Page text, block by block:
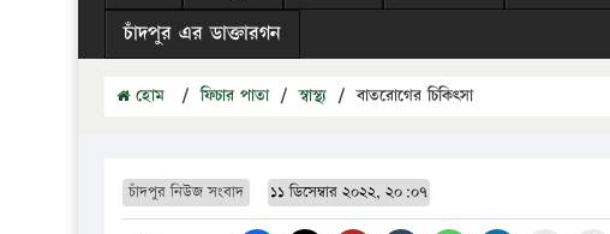
চাঁদপুর এর ডাক্তারগন
হোম / ফিচার পাতা / স্বাস্থ্য / বাতরোগের চিকিৎসা
চাঁদপুর নিউজ সংবাদ ১১ ডিসেম্বার ২০২২, ২০:০৭